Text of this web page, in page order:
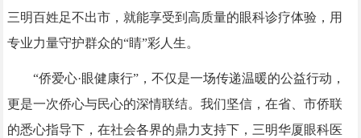
三明百姓足不出市，就能享受到高质量的眼科诊疗体验，用
专业力量守护群众的“睛”彩人生。
“侨爱心·眼健康行”，不仅是一场传递温暖的公益行动，
更是一次侨心与民心的深情联结。我们坚信，在省、市侨联
的悉心指导下，在社会各界的鼎力支持下，三明华厦眼科医